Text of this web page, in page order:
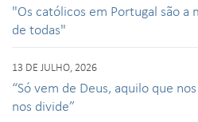
"Os católicos em Portugal são a
de todas"
13 DE JULHO, 2026
“Só vem de Deus, aquilo que
nos divide”